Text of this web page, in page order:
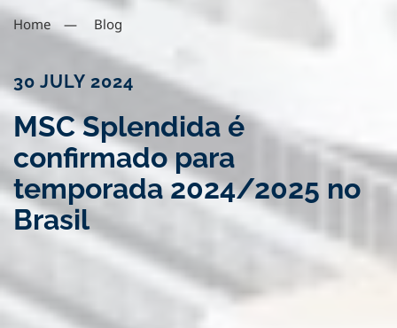
Home Blog
30 JULY 2024
MSC Splendida é
confirmado para
temporada 2024/2025 no
Brasil